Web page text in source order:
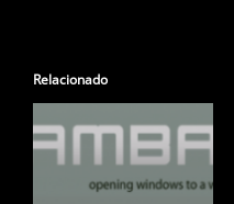
Relacionado